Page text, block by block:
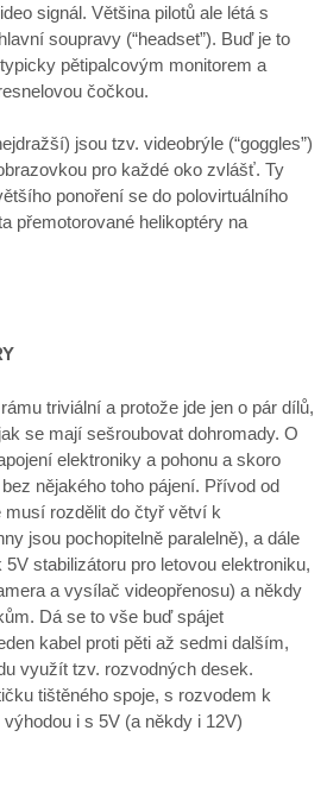
signál. Většina pilotů ale létá s
soupravy (“headset”). Buď je to
pětipalcovým monitorem a
čočkou.
jsou tzv. videobrýle (“goggles”)
pro každé oko zvlášť. Ty
ponoření se do polovirtuálního
přemotorované helikoptéry na
triviální a protože jde jen o pár dílů,
se mají sešroubovat dohromady. O
elektroniky a pohonu a skoro
nějakého toho pájení. Přívod od
musí rozdělit do čtyř větví k
jsou pochopitelně paralelně), a dále
stabilizátoru pro letovou elektroniku,
a vysílač videopřenosu) a někdy
Dá se to vše buď spájet
kabel proti pěti až sedmi dalším,
využít tzv. rozvodných desek.
tištěného spoje, s rozvodem k
i s 5V (a někdy i 12V)